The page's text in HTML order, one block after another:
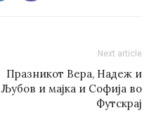
Next article
Празникот Вера, Надеж и
Љубов и мајка и Софија во
Футскрај